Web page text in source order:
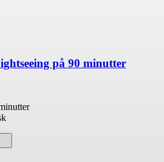
på 90 minutter